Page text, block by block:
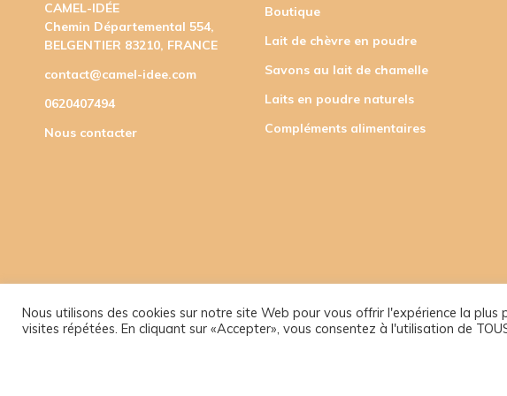
CAMEL-IDÉE
Chemin Départemental 554,
BELGENTIER 83210, FRANCE
contact@camel-idee.com
0620407494
Nous contacter
Boutique
Lait de chèvre en poudre
Savons au lait de chamelle
Laits en poudre naturels
Compléments alimentaires
Nous utilisons des cookies sur notre site Web pour vous offrir l'expérience la
visites répétées. En cliquant sur «Accepter», vous consentez à l'utilisation de